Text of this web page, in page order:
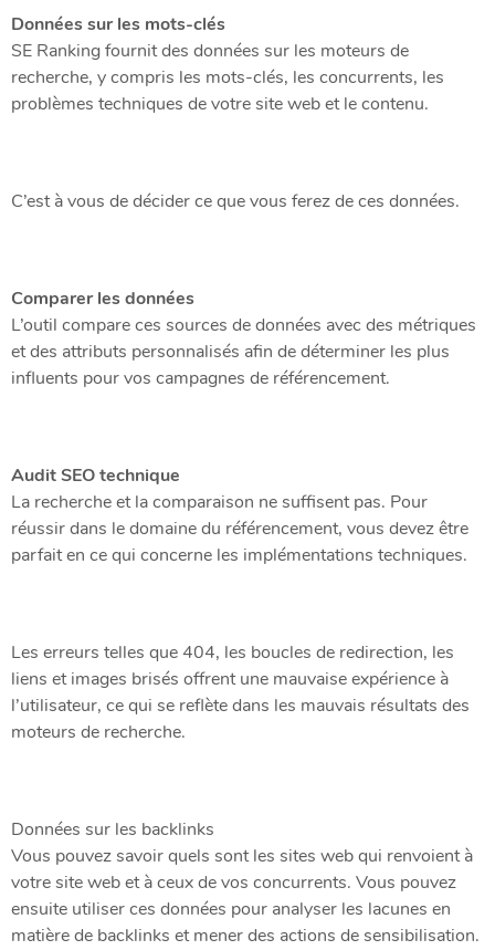
Données sur les mots-clés
SE Ranking fournit des données sur les moteurs de
recherche, y compris les mots-clés, les concurrents, les
problèmes techniques de votre site web et le contenu.
C’est à vous de décider ce que vous ferez de ces données.
Comparer les données
L’outil compare ces sources de données avec des métriques
et des attributs personnalisés afin de déterminer les plus
influents pour vos campagnes de référencement.
Audit SEO technique
La recherche et la comparaison ne suffisent pas. Pour
réussir dans le domaine du référencement, vous devez être
parfait en ce qui concerne les implémentations techniques.
Les erreurs telles que 404, les boucles de redirection, les
liens et images brisés offrent une mauvaise expérience à
l’utilisateur, ce qui se reflète dans les mauvais résultats des
moteurs de recherche.
Données sur les backlinks
Vous pouvez savoir quels sont les sites web qui renvoient à
votre site web et à ceux de vos concurrents. Vous pouvez
ensuite utiliser ces données pour analyser les lacunes en
matière de backlinks et mener des actions de sensibilisation.